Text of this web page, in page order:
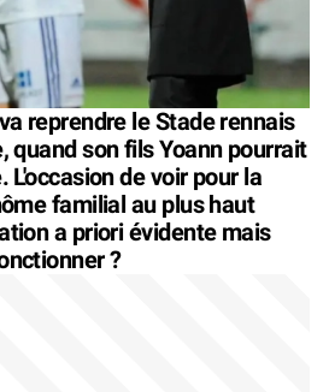
reprendre le Stade rennais
quand son fils Yoann pourrait
L'occasion de voir pour la
familial au plus haut
a priori évidente mais
?